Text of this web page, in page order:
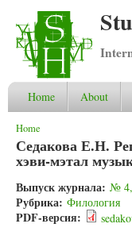
Home About
You are here
Home
Седакова Е.Н.
хэви-мэтал
Выпуск журнала: № 4,
Рубрика: Филология
PDF-версия: